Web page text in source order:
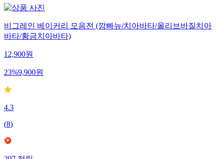
비그레인 베이커리 모음전 (깜빠뉴/치아바타/올리브바질치아
바타/황금치아바타)
12,900원
23%9,900원
4.3
(8)